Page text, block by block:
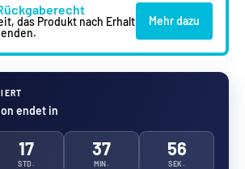
das Produkt nach Erhalt
Mehr dazu
endet in
17
STD.
37
MIN.
56
SEK.